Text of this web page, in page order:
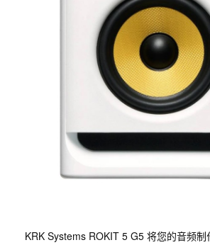
KRK Systems ROKIT 5 G5 将您的音频